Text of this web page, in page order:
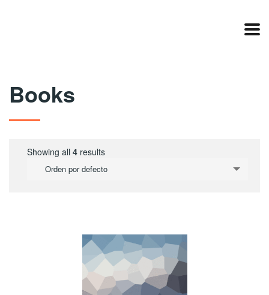
Books
Showing all 4 results
Orden por defecto